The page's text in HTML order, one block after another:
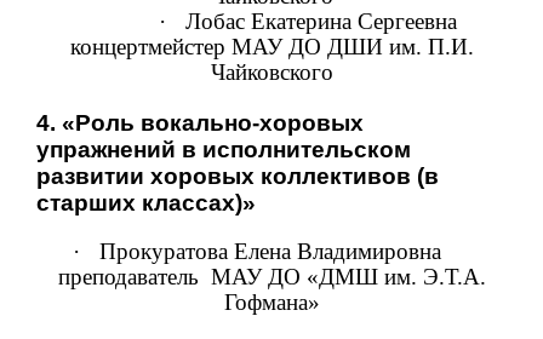
·
Лобас Екатерина Сергеевна
концертмейстер МАУ ДО ДШИ им. П.И.
Чайковского
4. «Роль вокально-хоровых
упражнений в исполнительском
развитии хоровых коллективов (в
старших классах)»
·
Прокуратова Елена Владимировна
преподаватель МАУ ДО «ДМШ им. Э.Т.А.
Гофмана»